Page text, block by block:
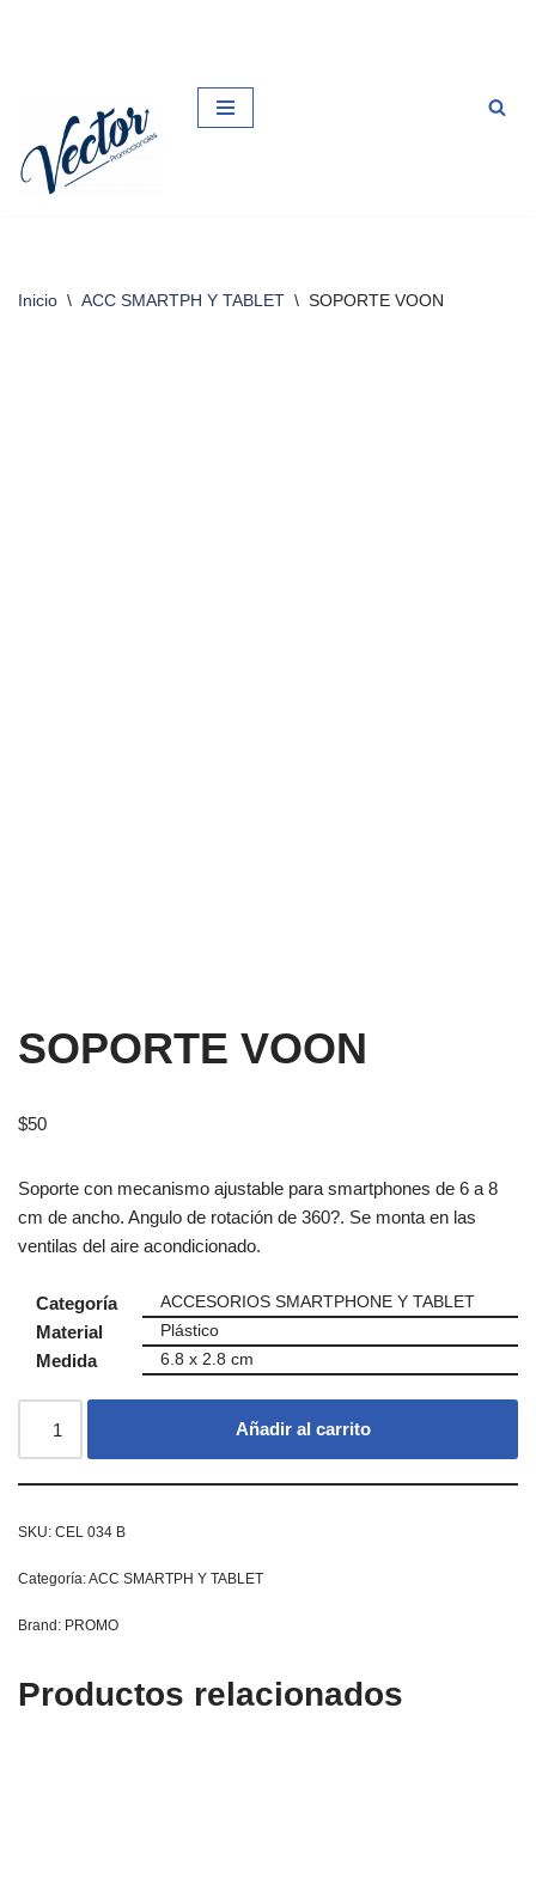
contenido
Inicio \ ACC SMARTPH Y TABLET \ SOPORTE VOON
SOPORTE VOON
$50
Soporte con mecanismo ajustable para smartphones de 6 a 8
cm de ancho. Angulo de rotación de 360?. Se monta en las
ventilas del aire acondicionado.
Categoría ACCESORIOS SMARTPHONE Y TABLET
Material Plástico
Medida 6.8 x 2.8 cm
Añadir al carrito
SKU: CEL 034 B
Categoría:ACC SMARTPH Y TABLET
Brand: PROMO
Productos relacionados